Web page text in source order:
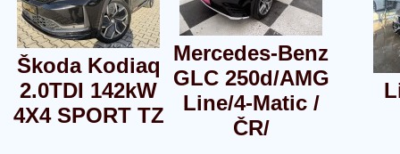
Škoda Kodiaq
2.0TDI 142kW
4X4 SPORT TZ
Mercedes-Benz
GLC 250d/AMG
Line/4-Matic /
ČR/